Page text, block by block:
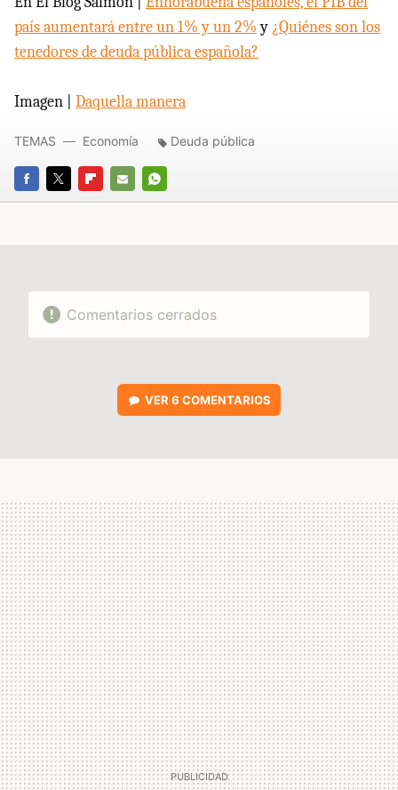
país aumentará entre un 1% y un 2%y ¿Quiénes son los
tenedores de deuda pública española?
Imagen | Daquella manera
FACEBOOK
TWITTERFLIPBOARD
E-
WHATSAPP
TEMAS Economía Deuda pública
Comentarios cerrados
VER 6 COMENTARIOS